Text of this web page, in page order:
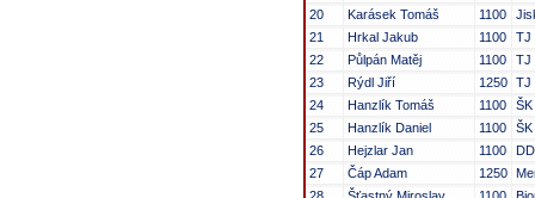
20
Karásek Tomáš 1100
21
Hrkal Jakub 1100
TJ
22
Půlpán Matěj 1100
TJ
23
Rýdl Jiří 1250 TJ
24
Hanzlík Tomáš 1100
25
Hanzlík Daniel 1100
26
Hejzlar Jan 1100
27
Čáp Adam 1250